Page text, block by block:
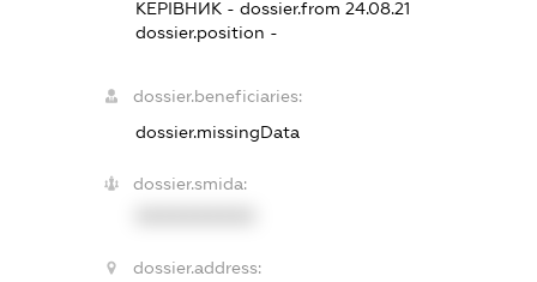
КЕРІВНИК - dossier.from 24.08.21
dossier.position -
dossier.beneficiaries:
dossier.missingData
dossier.smida:
dossier.address: